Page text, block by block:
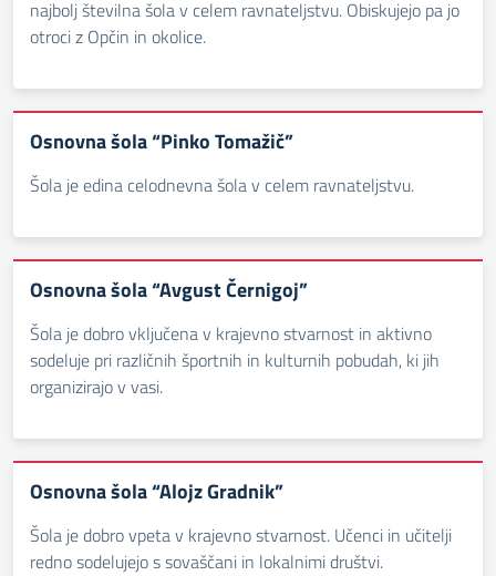
najbolj številna šola v celem ravnateljstvu. Obiskujejo pa jo
otroci z Opčin in okolice.
Osnovna šola “Pinko Tomažič”
Šola je edina celodnevna šola v celem ravnateljstvu.
Osnovna šola “Avgust Černigoj”
Šola je dobro vključena v krajevno stvarnost in aktivno
sodeluje pri različnih športnih in kulturnih pobudah, ki jih
organizirajo v vasi.
Osnovna šola “Alojz Gradnik”
Šola je dobro vpeta v krajevno stvarnost. Učenci in učitelji
redno sodelujejo s sovaščani in lokalnimi društvi.